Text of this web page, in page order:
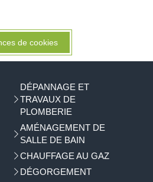
de cookies
DÉPANNAGE ET
TRAVAUX DE
PLOMBERIE
AMÉNAGEMENT DE
SALLE DE BAIN
CHAUFFAGE AU GAZ
DÉGORGEMENT